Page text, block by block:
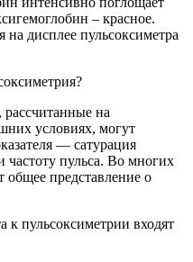
– красное.
на дисплее пульсоксиметра
на
условиях, могут
— сатурация
частоту пульса. Во многих
общее представление о
к пульсоксиметрии входят